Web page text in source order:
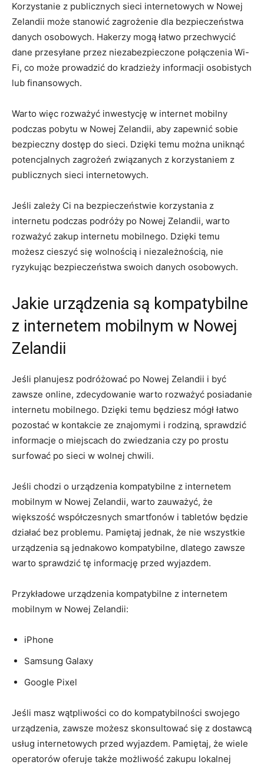
Korzystanie z⁤ publicznych sieci ⁤internetowych w Nowej​
Zelandii może stanowić zagrożenie dla bezpieczeństwa
danych ⁤osobowych.⁢ Hakerzy mogą łatwo przechwycić‌
dane przesyłane przez niezabezpieczone połączenia Wi-
Fi, co może prowadzić do kradzieży‍ informacji osobistych
lub finansowych.
Warto więc rozważyć inwestycję⁢ w internet mobilny
podczas pobytu⁢ w Nowej Zelandii,⁤ aby zapewnić sobie
bezpieczny dostęp do ⁤sieci. Dzięki temu można uniknąć
potencjalnych zagrożeń związanych z korzystaniem ⁤z
publicznych sieci internetowych.
Jeśli zależy Ci na bezpieczeństwie korzystania z
internetu podczas ‍podróży po ‍Nowej​ Zelandii, warto
rozważyć zakup internetu‌ mobilnego. Dzięki temu
możesz cieszyć się‍ wolnością ‍i niezależnością, nie‌
ryzykując bezpieczeństwa swoich danych osobowych.
Jakie urządzenia są kompatybilne
z internetem mobilnym w⁤ Nowej
Zelandii
Jeśli planujesz podróżować po Nowej Zelandii‍ i być
zawsze online, zdecydowanie warto rozważyć posiadanie
internetu mobilnego. Dzięki temu będziesz mógł łatwo
pozostać w kontakcie ze znajomymi i rodziną, sprawdzić
informacje o miejscach ⁤do zwiedzania czy po prostu
surfować po sieci w wolnej chwili.
Jeśli ⁣chodzi o ⁣urządzenia kompatybilne z​ internetem
mobilnym w Nowej Zelandii, warto zauważyć, że
większość współczesnych smartfonów ⁣i tabletów będzie
działać bez problemu. Pamiętaj jednak, że nie wszystkie
urządzenia ⁢są‍ jednakowo kompatybilne, dlatego zawsze
warto sprawdzić tę informację przed wyjazdem.
Przykładowe urządzenia kompatybilne z internetem
mobilnym w Nowej Zelandii:
iPhone
Samsung ⁣Galaxy
Google Pixel
Jeśli masz wątpliwości co do kompatybilności swojego
urządzenia, zawsze możesz ⁢skonsultować⁢ się z dostawcą
usług internetowych przed wyjazdem. Pamiętaj, że wiele
operatorów​ oferuje także ⁤możliwość zakupu lokalnej